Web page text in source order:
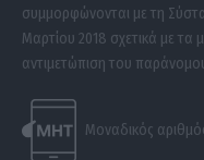
συμμορφώνονται με τη
Μαρτίου 2018 σχετικά με τα
αντιμετώπιση του
Μοναδικός